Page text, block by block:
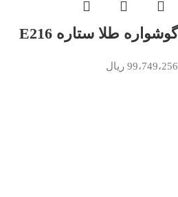
گوشواره طلا ستاره E216
99،749،256 ریال